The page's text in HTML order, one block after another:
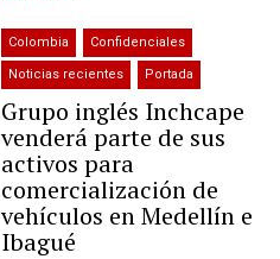
Colombia Confidenciales
Noticias recientes Portada
Grupo inglés Inchcape
venderá parte de sus
activos para
comercialización de
vehículos en Medellín e
Ibagué